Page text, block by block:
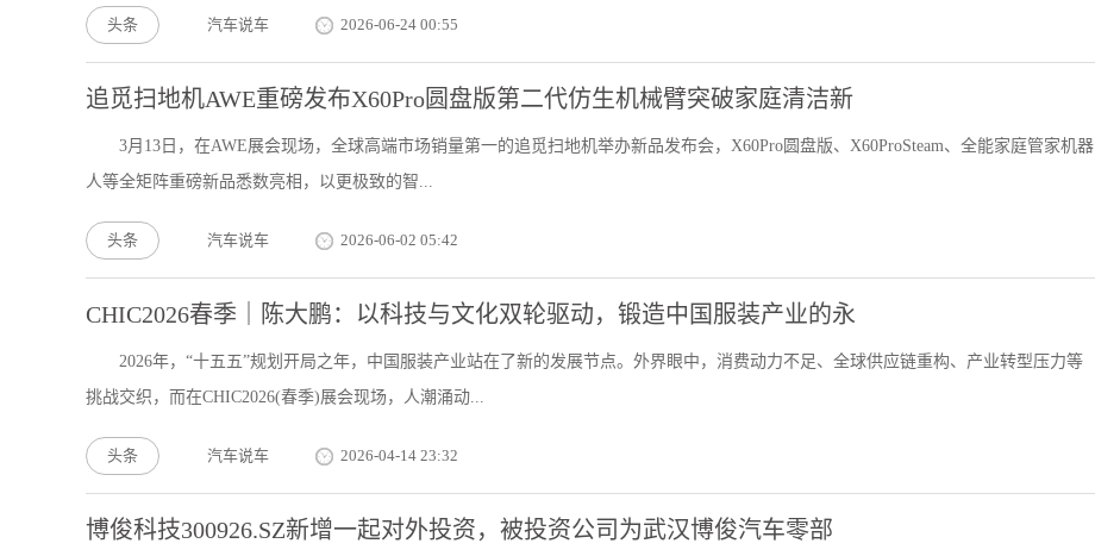
头条 汽车说车 2026-06-24 00:55
追觅扫地机AWE重磅发布X60Pro圆盘版第二代仿生机械臂突破家庭清洁新
3月13日，在AWE展会现场，全球高端市场销量第一的追觅扫地机举办新品发布会，X60Pro圆盘版、X60ProSteam、全能家庭管家机器
人等全矩阵重磅新品悉数亮相，以更极致的智...
头条 汽车说车 2026-06-02 05:42
CHIC2026春季｜陈大鹏：以科技与文化双轮驱动，锻造中国服装产业的永
2026年，“十五五”规划开局之年，中国服装产业站在了新的发展节点。外界眼中，消费动力不足、全球供应链重构、产业转型压力等
挑战交织，而在CHIC2026(春季)展会现场，人潮涌动...
头条 汽车说车 2026-04-14 23:32
博俊科技300926.SZ新增一起对外投资，被投资公司为武汉博俊汽车零部